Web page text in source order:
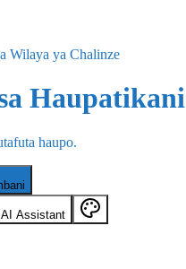
Wilaya ya Chalinze
Haupatikani
haupo.
Assistant